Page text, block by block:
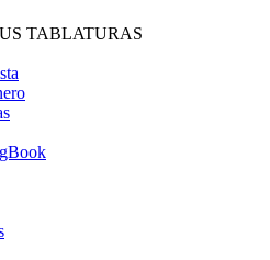
TABLATURAS